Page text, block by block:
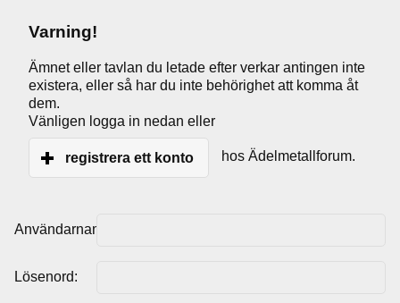
Varning!
Ämnet eller tavlan du letade efter verkar antingen inte
existera, eller så har du inte behörighet att komma åt
dem.
Vänligen logga in nedan eller
registrera ett konto hos Ädelmetallforum.
Användarnamn:
Lösenord: